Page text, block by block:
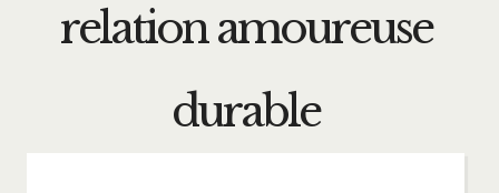
relation amoureuse
durable